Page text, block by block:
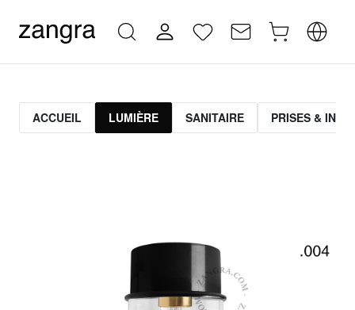
ACCUEIL LUMIÈRE SANITAIRE PRISES &